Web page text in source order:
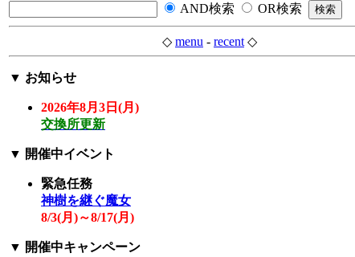
AND検索 OR検索
◇ menu - recent ◇
▼ お知らせ
2026年8月3日(月)
交換所更新
▼ 開催中イベント
緊急任務
神樹を継ぐ魔女
8/3(月 )～8/17(月 )
▼ 開催中キャンペーン